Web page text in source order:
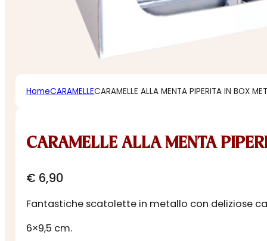
HomeCARAMELLECARAMELLE ALLA MENTA PIPERITA IN BOX
CARAMELLE ALLA MENTA
€ 6,90
Fantastiche scatolette in metallo con deliziose
6×9,5 cm.